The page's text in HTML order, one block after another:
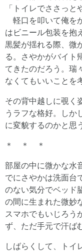
「トイレでささっと
軽口を叩いて俺を
はビニール包装を抱
黒髪が揺れる際、微
る。さやかがバイト
てきたのだろう。瑞
なくてもいいことを
その背中越しに覗く
うラフな格好。しか
に変貌するのかと思
＊ ＊ ＊
部屋の中に微かな水
でにさやかは洗面台
のない気分でベッド
の間に生まれた微妙
スマホでもいじろう
ず、ただ手元で汗ば
しばらくして、トイ